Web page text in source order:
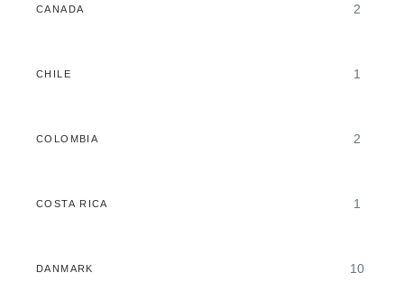
CANADA 2
CHILE 1
COLOMBIA 2
COSTA RICA 1
DANMARK 10